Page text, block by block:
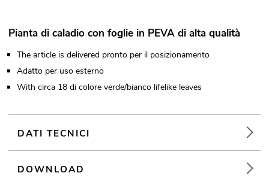
Pianta di caladio con foglie in PEVA di alta qualità
The article is delivered pronto per il posizionamento
Adatto per uso esterno
With circa 18 di colore verde/bianco lifelike leaves
DATI TECNICI
DOWNLOAD